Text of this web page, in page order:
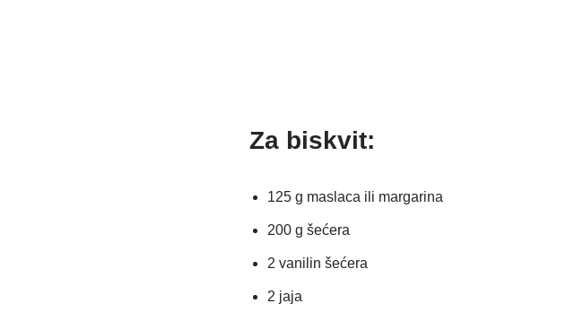
Za biskvit:
125 g maslaca ili margarina
200 g šećera
2 vanilin šećera
2 jaja